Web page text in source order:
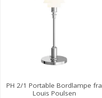
PH 2/1 Portable Bordlampe fra
Louis Poulsen